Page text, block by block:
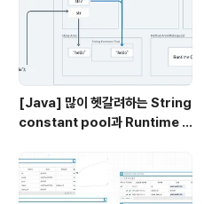
[Java] 많이 헷갈려하는 String
constant pool과 Runtime C
nstant pool